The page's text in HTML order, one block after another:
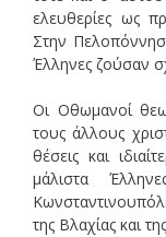
ελευθερίες ως
Στην
Έλληνες ζούσαν
Οι Οθωμανοί
τους άλλους
θέσεις και
μάλιστα
της Βλαχίας και